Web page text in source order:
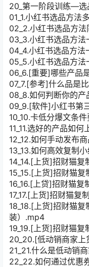
20_第一阶段训练—选
01_1.小红书选品方法
02_2.小红书选品方
03_3.小红书选品方
04_4.小红书选品方
05_5.小红书选品方
06_6.[重要]哪些产品
07_7.[参考]什么品是
08_8.如何判断你的
09_9.[软件]小红书第
10_10.卡低分爆文条
11_11.选好的产品如
12_12.如何手动发布
13_13.如何高效复制
14_14.[上货]招财猫
15_15.[上货]招财猫
16_16.[上贷]招财猫
17_17.[上货]招财猫
18_18.[上货]招财猫
装）.mp4
19_19.[上货]招财猫
20_20.[低动销商家
21_21.什么是低动销
22_22.如何通过优惠